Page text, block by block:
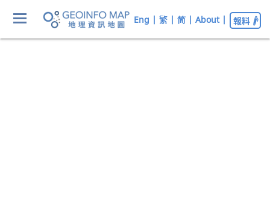
Eng | 繁 | 简 | About | 報料